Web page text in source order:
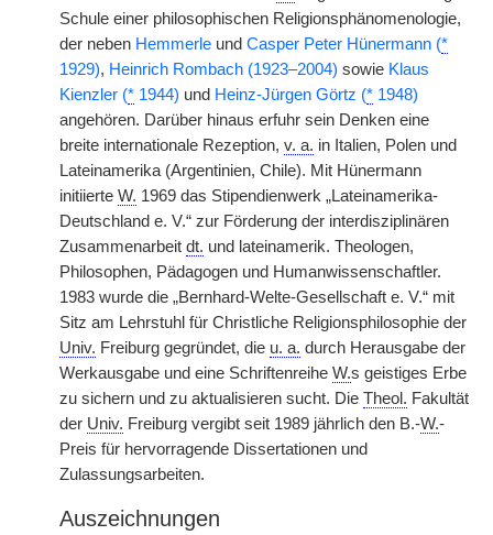
Schule einer philosophischen Religionsphänomenologie,
der neben Hemmerle und Casper Peter Hünermann (*
1929), Heinrich Rombach (1923–2004) sowie Klaus
Kienzler (* 1944) und Heinz-Jürgen Görtz (* 1948)
angehören. Darüber hinaus erfuhr sein Denken eine
breite internationale Rezeption, v. a. in Italien, Polen und
Lateinamerika (Argentinien, Chile). Mit Hünermann
initiierte W. 1969 das Stipendienwerk „Lateinamerika-
Deutschland e. V.“ zur Förderung der interdisziplinären
Zusammenarbeit dt. und lateinamerik. Theologen,
Philosophen, Pädagogen und Humanwissenschaftler.
1983 wurde die „Bernhard-Welte-Gesellschaft e. V.“ mit
Sitz am Lehrstuhl für Christliche Religionsphilosophie der
Univ. Freiburg gegründet, die u. a. durch Herausgabe der
Werkausgabe und eine Schriftenreihe W.s geistiges Erbe
zu sichern und zu aktualisieren sucht. Die Theol. Fakultät
der Univ. Freiburg vergibt seit 1989 jährlich den B.-W.-
Preis für hervorragende Dissertationen und
Zulassungsarbeiten.
Auszeichnungen